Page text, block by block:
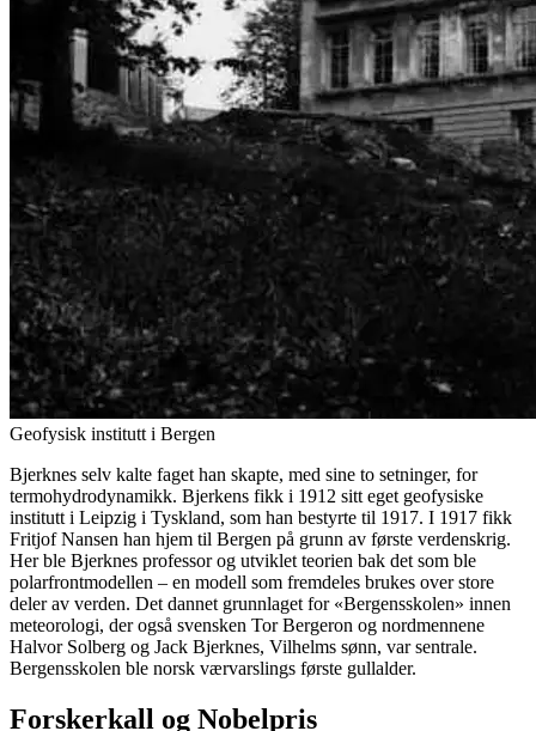
Geofysisk institutt i Bergen
Bjerknes selv kalte faget han skapte, med sine to setninger, for
termohydrodynamikk. Bjerkens fikk i 1912 sitt eget geofysiske
institutt i Leipzig i Tyskland, som han bestyrte til 1917. I 1917 fikk
Fritjof Nansen han hjem til Bergen på grunn av første verdenskrig.
Her ble Bjerknes professor og utviklet teorien bak det som ble
polarfrontmodellen – en modell som fremdeles brukes over store
deler av verden. Det dannet grunnlaget for «Bergensskolen» innen
meteorologi, der også svensken Tor Bergeron og nordmennene
Halvor Solberg og Jack Bjerknes, Vilhelms sønn, var sentrale.
Bergensskolen ble norsk værvarslings første gullalder.
Forskerkall og Nobelpris